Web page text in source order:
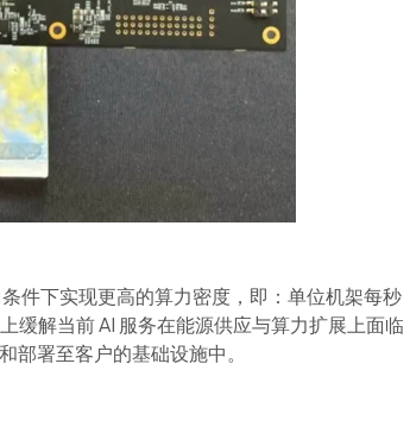
件下实现更高的算力密度，即：单位机架每秒
缓解当前 AI 服务在能源供应与算力扩展上面临
署至客户的基础设施中。